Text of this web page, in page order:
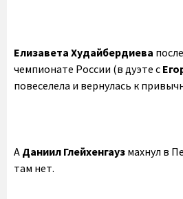
Елизавета Худайбердиева
чемпионате России (в дуэте с
повеселела и вернулась к
А Даниил Глейхенгауз махнул в
там нет.